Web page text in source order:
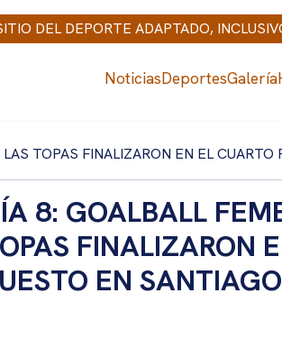
DEL DEPORTE ADAPTADO,
NoticiasDeportesGalería
TOPAS FINALIZARON EN EL
8: GOALBALL
FINALIZARON
EN